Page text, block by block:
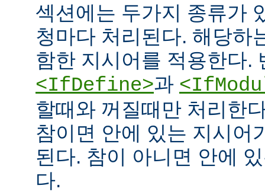
섹션에는 두가지 종류가
청마다 처리된다. 해당하
함한 지시어를 적용한다.
<IfDefine>과
할때와 꺼질때만 처리한
참이면 안에 있는 지시어
된다. 참이 아니면 안에
다.